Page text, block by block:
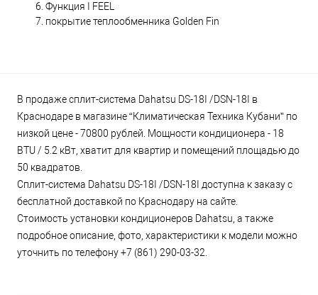
Функция I FEEL
покрытие теплообменника Golden Fin
В продаже сплит-система Dahatsu DS-18I /DSN-18I в
Краснодаре в магазине “Климатическая Техника Кубани” по
низкой цене - 70800 рублей. Мощности кондиционера - 18
BTU / 5.2 кВт, хватит для квартир и помещений площадью до
50 квадратов.
Сплит-система Dahatsu DS-18I /DSN-18I доступна к заказу с
бесплатной доставкой по Краснодару на сайте.
Стоимость установки кондиционеров Dahatsu, а также
подробное описание, фото, характеристики к модели можно
уточнить по телефону +7 (861) 290-03-32.